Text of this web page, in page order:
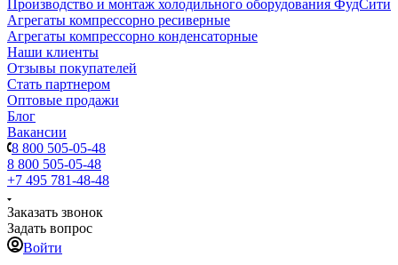
Производство и монтаж холодильного оборудования ФудСити
Агрегаты компрессорно ресиверные
Агрегаты компрессорно конденсаторные
Наши клиенты
Отзывы покупателей
Стать партнером
Оптовые продажи
Блог
Вакансии
8 800 505-05-48
8 800 505-05-48
+7 495 781-48-48
Заказать звонок
Задать вопрос
Войти